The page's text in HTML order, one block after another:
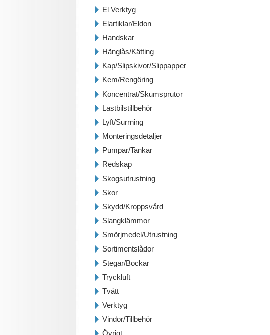
El Verktyg
Elartiklar/Eldon
Handskar
Hänglås/Kätting
Kap/Slipskivor/Slippapper
Kem/Rengöring
Koncentrat/Skumsprutor
Lastbilstillbehör
Lyft/Surrning
Monteringsdetaljer
Pumpar/Tankar
Redskap
Skogsutrustning
Skor
Skydd/Kroppsvård
Slangklämmor
Smörjmedel/Utrustning
Sortimentslådor
Stegar/Bockar
Tryckluft
Tvätt
Verktyg
Vindor/Tillbehör
Övrigt